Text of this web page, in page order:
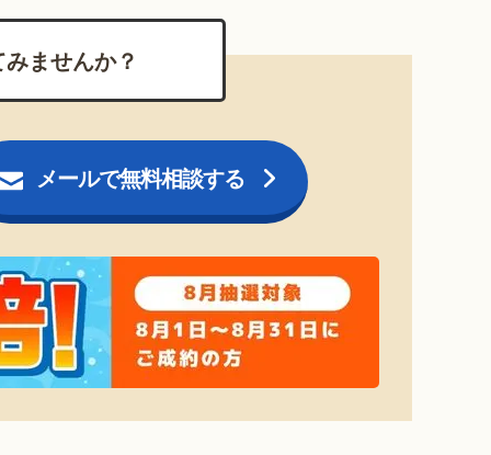
ませんか？
メールで無料相談する